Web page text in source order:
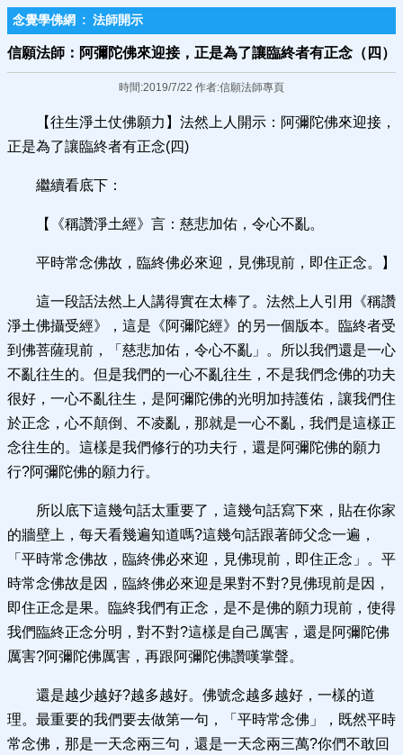
念覺學佛網 : 法師開示
信願法師：阿彌陀佛來迎接，正是為了讓臨終者有正念（四）
時間:2019/7/22 作者:信願法師專頁
【往生淨土仗佛願力】法然上人開示：阿彌陀佛來迎接，
正是為了讓臨終者有正念(四)
繼續看底下：
【《稱讚淨土經》言：慈悲加佑，令心不亂。
平時常念佛故，臨終佛必來迎，見佛現前，即住正念。】
這一段話法然上人講得實在太棒了。法然上人引用《稱讚
淨土佛攝受經》，這是《阿彌陀經》的另一個版本。臨終者受
到佛菩薩現前，「慈悲加佑，令心不亂」。所以我們還是一心
不亂往生的。但是我們的一心不亂往生，不是我們念佛的功夫
很好，一心不亂往生，是阿彌陀佛的光明加持護佑，讓我們住
於正念，心不顛倒、不凌亂，那就是一心不亂，我們是這樣正
念往生的。這樣是我們修行的功夫行，還是阿彌陀佛的願力
行?阿彌陀佛的願力行。
所以底下這幾句話太重要了，這幾句話寫下來，貼在你家
的牆壁上，每天看幾遍知道嗎?這幾句話跟著師父念一遍，
「平時常念佛故，臨終佛必來迎，見佛現前，即住正念」。平
時常念佛故是因，臨終佛必來迎是果對不對?見佛現前是因，
即住正念是果。臨終我們有正念，是不是佛的願力現前，使得
我們臨終正念分明，對不對?這樣是自己厲害，還是阿彌陀佛
厲害?阿彌陀佛厲害，再跟阿彌陀佛讚嘆掌聲。
還是越少越好?越多越好。佛號念越多越好，一樣的道
理。最重要的我們要去做第一句，「平時常念佛」，既然平時
常念佛，那是一天念兩三句，還是一天念兩三萬?你們不敢回